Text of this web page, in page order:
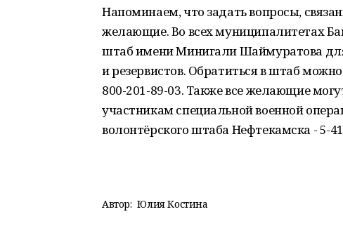
Напоминаем, что задать вопросы,
желающие. Во всех муниципалитетах
штаб имени Минигали Шаймуратова
и резервистов. Обратиться в штаб
800-201-89-03. Также все желающие
участникам специальной военной
волонтёрского штаба Нефтекамска - 5-
Автор: Юлия Костина